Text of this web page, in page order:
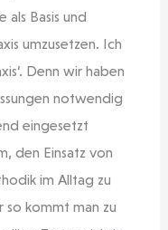
Basis und
umzusetzen. Ich
Denn wir haben
notwendig
eingesetzt
den Einsatz von
im Alltag zu
kommt man zu